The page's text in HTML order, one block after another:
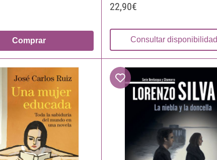
Comprar
22,90€
Consultar disponibilidad